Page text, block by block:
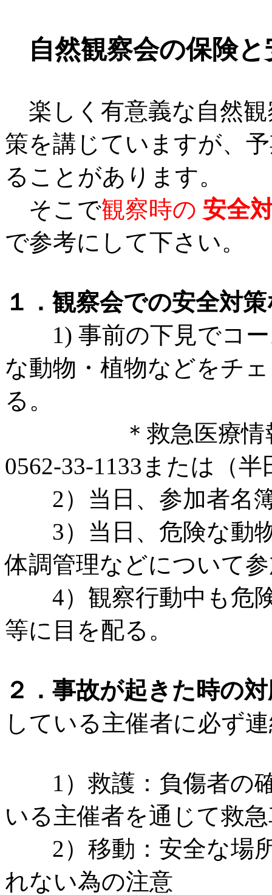
自然観察会の保険
楽しく有意義な自然
策を講じていますが、
ることがあります。
そこで観察時の 安全
で参考にして下さい。
１．観察会での安全対
1) 事前の下見でコー
な動物・植物などをチ
る。
＊救急医療情報セ
0562-33-1133または（半
2）当日、参加者名
3）当日、危険な動物
体調管理などについて
4）観察行動中も危険
等に目を配る。
２．事故が起きた時の
している主催者に必ず
1）救護：負傷者の
いる主催者を通じて救
2）移動：安全な場
れない為の注意